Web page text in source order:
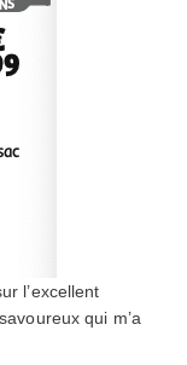
l’excellent
qui m’a